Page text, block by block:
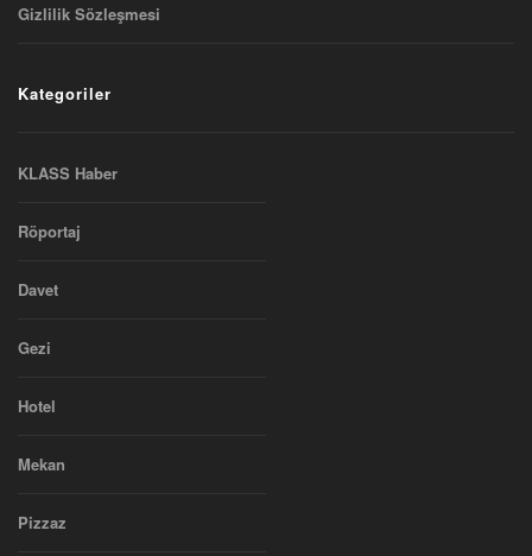
Gizlilik Sözleşmesi
Kategoriler
KLASS Haber
Röportaj
Davet
Gezi
Hotel
Mekan
Pizzaz